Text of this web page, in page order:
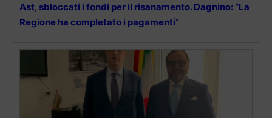
Ast, sbloccati i fondi per il risanamento. Dagnino: “La
Regione ha completato i pagamenti”